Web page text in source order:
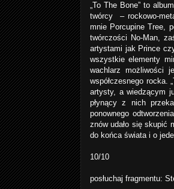
„To The Bone” to
twórcy
– rockowo-
mnie Porcupine Tree,
twórczości No-Man,
artystami jak Prince
wszystkie elementy
wachlarz możliwości
współczesnego rocka.
artysty, a wiedzącym
płynący z nich
ponownego
znów udało się skupić
do końca świata i o
10/10
posłuchaj fragmentu: